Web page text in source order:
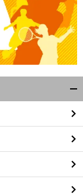
閉
る